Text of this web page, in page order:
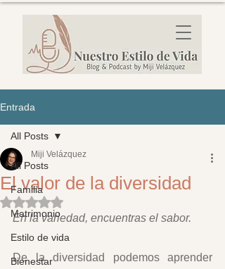
Entrada
All Posts
Familia
Matrimonio
Estilo de vida
Bienestar
All Posts
El valor de la diversidad
Miji Velázquez
Obtuvo NaN de 5 estrellas.
En la variedad, encuentras el sabor.
De la diversidad podemos aprender